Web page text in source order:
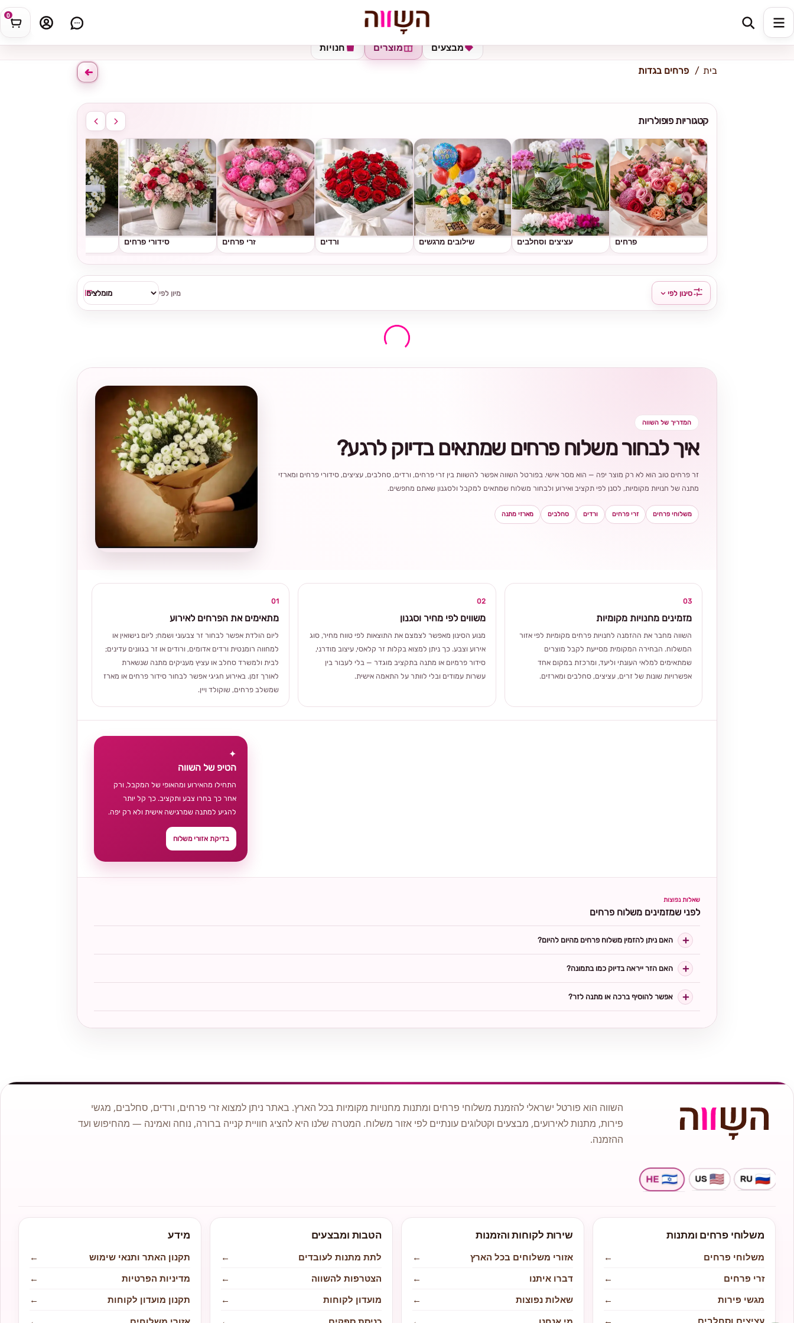
0 כתובת למשלוח
חנויות מוצרים מבצעים
בית פרחים בגדות
קטגוריות פופולריות
פרחים עציצים וסחלבים שילובים מרגשים ורדים זרי פרחים סידורי פרחים
מיון לפי סינון לפי
המדריך של השווה
איך לבחור משלוח פרחים שמתאים בדיוק לרגע?
זר פרחים טוב הוא לא רק מוצר יפה — הוא מסר אישי. בפורטל השווה אפשר להשוות בין זרי פרחים, ורדים, סחלבים, עציצים, סידורי פרחים ומארזי
מתנה של חנויות מקומיות, לסנן לפי תקציב ואירוע ולבחור משלוח שמתאים למקבל ולסגנון שאתם מחפשים.
משלוחי פרחים זרי פרחים ורדים סחלבים מארזי מתנה
01
מתאימים את הפרחים לאירוע
ליום הולדת אפשר לבחור זר צבעוני ושמח; ליום נישואין או
למחווה רומנטית ורדים אדומים, ורודים או זר בגוונים עדינים;
לבית ולמשרד סחלב או עציץ מעניקים מתנה שנשארת
לאורך זמן. באירוע חגיגי אפשר לבחור סידור פרחים או מארז
שמשלב פרחים, שוקולד ויין.
02
משווים לפי מחיר וסגנון
מנוע הסינון מאפשר לצמצם את התוצאות לפי טווח מחיר, סוג
אירוע וצבע. כך ניתן למצוא בקלות זר קלאסי, עיצוב מודרני,
סידור פרמיום או מתנה בתקציב מוגדר — בלי לעבור בין
עשרות עמודים ובלי לוותר על התאמה אישית.
03
מזמינים מחנויות מקומיות
השווה מחבר את ההזמנה לחנויות פרחים מקומיות לפי אזור
המשלוח. הבחירה המקומית מסייעת לקבל מוצרים
שמתאימים למלאי העונתי וליעד, ומרכזת במקום אחד
אפשרויות שונות של זרים, עציצים, סחלבים ומארזים.
✦
הטיפ של השווה
התחילו מהאירוע ומהאופי של המקבל, ורק
אחר כך בחרו צבע ותקציב. כך קל יותר
להגיע למתנה שמרגישה אישית ולא רק יפה.
בדיקת אזורי משלוח
שאלות נפוצות
לפני שמזמינים משלוח פרחים
האם ניתן להזמין משלוח פרחים מהיום להיום?
האם הזר ייראה בדיוק כמו בתמונה?
אפשר להוסיף ברכה או מתנה לזר?
השווה הוא פורטל ישראלי להזמנת משלוחי פרחים ומתנות מחנויות מקומיות בכל הארץ. באתר ניתן למצוא זרי פרחים, ורדים, סחלבים, מגשי
פירות, מתנות לאירועים, מבצעים וקטלוגים עונתיים לפי אזור משלוח. המטרה שלנו היא להציג חוויית קנייה ברורה, נוחה ואמינה — מהחיפוש ועד
ההזמנה.
משלוחי פרחים ומתנות
משלוחי פרחים
←
זרי פרחים
←
מגשי פירות
←
שירות לקוחות והזמנות
אזורי משלוחים בכל הארץ
←
דברו איתנו
←
שאלות נפוצות
←
הטבות ומבצעים
לתת מתנות לעובדים
←
הצטרפות להשווה
←
מועדון לקוחות
←
מידע
תקנון האתר ותנאי שימוש
←
מדיניות הפרטיות
←
תקנון מועדון לקוחות
←